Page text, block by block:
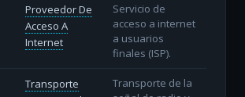
Proveedor De
Acceso A
Internet
Servicio de
acceso a internet
a usuarios
finales (ISP).
Transporte
Transporte de la